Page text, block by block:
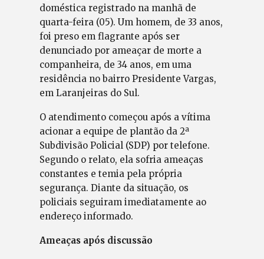
doméstica registrado na manhã de
quarta-feira (05). Um homem, de 33 anos,
foi preso em flagrante após ser
denunciado por ameaçar de morte a
companheira, de 34 anos, em uma
residência no bairro Presidente Vargas,
em Laranjeiras do Sul.
O atendimento começou após a vítima
acionar a equipe de plantão da 2ª
Subdivisão Policial (SDP) por telefone.
Segundo o relato, ela sofria ameaças
constantes e temia pela própria
segurança. Diante da situação, os
policiais seguiram imediatamente ao
endereço informado.
Ameaças após discussão